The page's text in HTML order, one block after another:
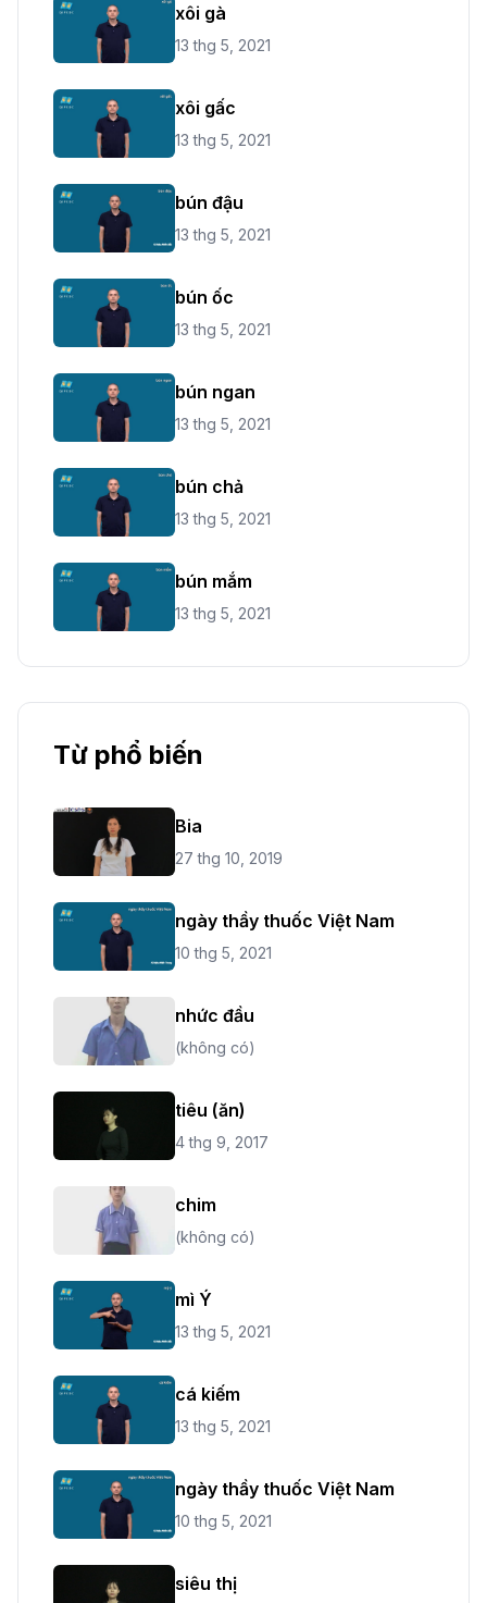
xôi gà
13 thg 5, 2021
xôi gấc
13 thg 5, 2021
bún đậu
13 thg 5, 2021
bún ốc
13 thg 5, 2021
bún ngan
13 thg 5, 2021
bún chả
13 thg 5, 2021
bún mắm
13 thg 5, 2021
Từ phổ biến
Bia
27 thg 10, 2019
ngày thầy thuốc Việt Nam
10 thg 5, 2021
nhức đầu
(không có)
tiêu (ăn)
4 thg 9, 2017
chim
(không có)
mì Ý
13 thg 5, 2021
cá kiếm
13 thg 5, 2021
ngày thầy thuốc Việt Nam
10 thg 5, 2021
siêu thị